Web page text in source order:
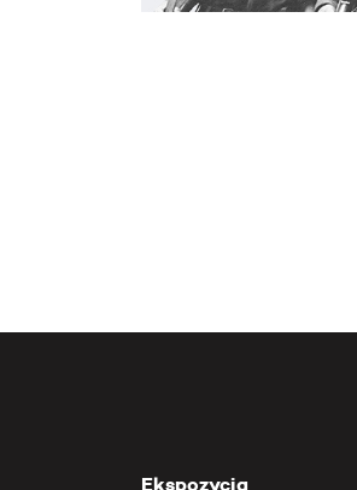
Ekspozycja